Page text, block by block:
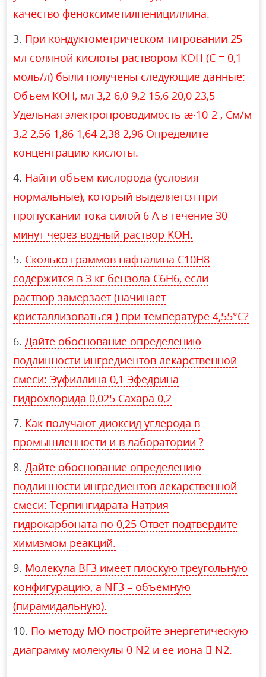
качество феноксиметилпенициллина.
При кондуктометрическом титровании 25
мл соляной кислоты раствором КОН (С = 0,1
моль/л) были получены следующие данные:
Объем КОН, мл 3,2 6,0 9,2 15,6 20,0 23,5
Удельная электропроводимость æ·10-2 , См/м
3,2 2,56 1,86 1,64 2,38 2,96 Определите
концентрацию кислоты.
Найти объем кислорода (условия
нормальные), который выделяется при
пропускании тока силой 6 А в течение 30
минут через водный раствор KOH.
Сколько граммов нафталина С10Н8
содержится в 3 кг бензола С6Н6, если
раствор замерзает (начинает
кристаллизоваться ) при температуре 4,55°C?
Дайте обоснование определению
подлинности ингредиентов лекарственной
смеси: Эуфиллина 0,1 Эфедрина
гидрохлорида 0,025 Сахара 0,2
Как получают диоксид углерода в
промышленности и в лаборатории ?
Дайте обоснование определению
подлинности ингредиентов лекарственной
смеси: Терпингидрата Натрия
гидрокарбоната по 0,25 Ответ подтвердите
химизмом реакций.
Молекула BF3 имеет плоскую треугольную
конфигурацию, а NF3 – объемную
(пирамидальную).
По методу МО постройте энергетическую
диаграмму молекулы 0 N2 и ее иона  N2.